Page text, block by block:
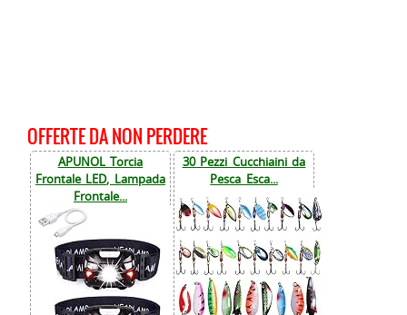
OFFERTE DA NON PERDERE
APUNOL Torcia
Frontale LED, Lampada
Frontale...
30 Pezzi Cucchiaini da
Pesca Esca...